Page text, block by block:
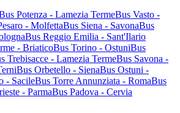
Potenza - Lamezia TermeBus Vasto -
- MolfettaBus Siena - SavonaBus
Bus Reggio Emilia - Sant'Ilario
- BriaticoBus Torino - OstuniBus
Trebisacce - Lamezia TermeBus Savona -
Bus Orbetello - SienaBus Ostuni -
- SacileBus Torre Annunziata - RomaBus
- ParmaBus Padova - Cervia